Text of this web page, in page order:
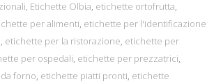
, Etichette Olbia, etichette ortofrutta,
per alimenti, etichette per l'identificazione
, etichette per la ristorazione, etichette per
per ospedali, etichette per prezzatrici,
forno, etichette piatti pronti, etichette